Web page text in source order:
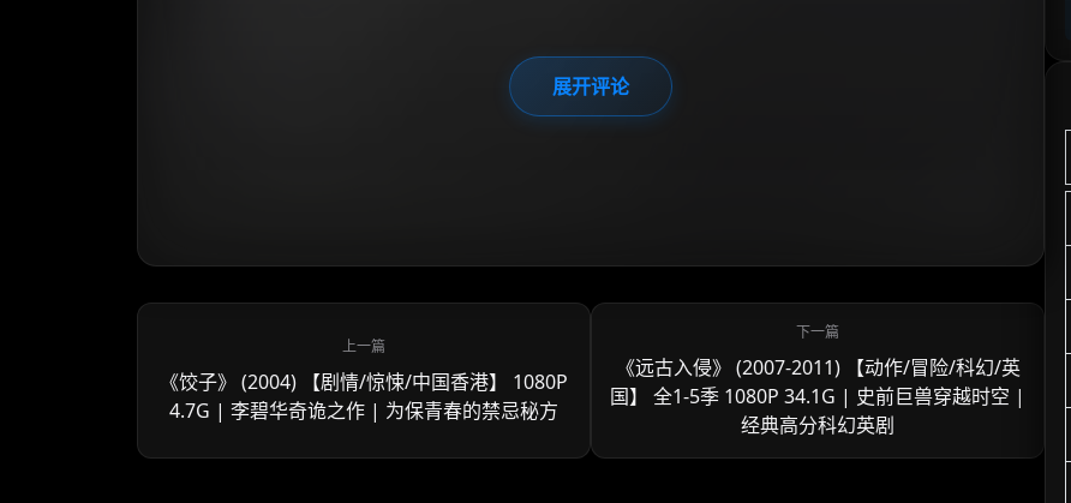
展开评论
《饺子》 (2004) 【剧情/惊悚/中国香港】 1080P
4.7G | 李碧华奇诡之作 | 为保青春的禁忌秘方
《远古入侵》 (2007-2011) 【动作/冒险/科幻/英
国】 全1-5季 1080P 34.1G | 史前巨兽穿越时空 |
经典高分科幻英剧